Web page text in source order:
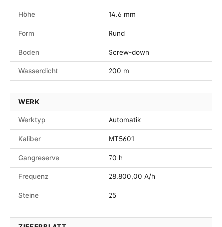
Höhe 14.6 mm
Form Rund
Boden Screw-down
Wasserdicht 200 m
WERK
Werktyp Automatik
Kaliber MT5601
Gangreserve 70 h
Frequenz 28.800,00 A/h
Steine 25